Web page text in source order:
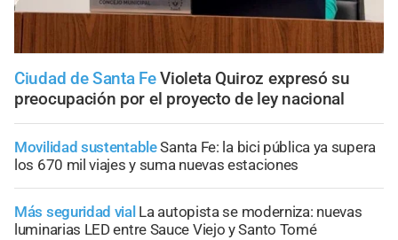
Ciudad de Santa Fe Violeta Quiroz expresó su
preocupación por el proyecto de ley nacional
Movilidad sustentableSanta Fe: la bici pública ya supera
los 670 mil viajes y suma nuevas estaciones
Más seguridad vial La autopista se moderniza: nuevas
luminarias LED entre Sauce Viejo y Santo Tomé